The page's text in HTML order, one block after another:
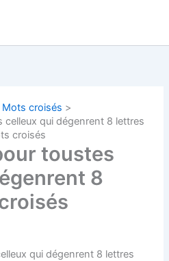
Mots croisés
celleux qui dégenrent 8 lettres
croisés
toustes
8
qui dégenrent 8 lettres